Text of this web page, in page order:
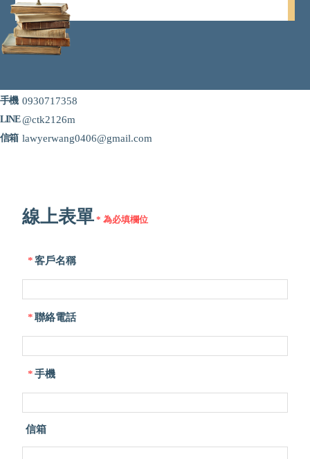
0930717358
@ctk2126m
lawyerwang0406@gmail.com
線上表單 * 為必填欄位
* 客戶名稱
* 聯絡電話
* 手機
信箱